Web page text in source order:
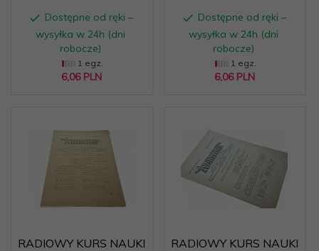
Dostępne od ręki –
wysyłka w 24h (dni
robocze)
1 egz.
6,06 PLN
Dostępne od ręki –
wysyłka w 24h (dni
robocze)
1 egz.
6,06 PLN
RADIOWY KURS NAUKI
RADIOWY KURS NAUKI